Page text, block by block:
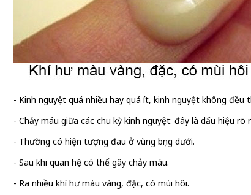
- Kinh nguyệt quá nhiều hay quá ít, kinh nguyệt không đều
- Chảy máu giữa các chu kỳ kinh nguyệt: đây là dấu hiệu
- Thường có hiện tượng đau ở vùng bụng dưới.
- Sau khi quan hệ có thể gây chảy máu.
- Ra nhiều khí hư màu vàng, đặc, có mùi hôi.